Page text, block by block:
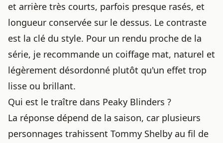
et arrière très courts, parfois presque rasés, et
longueur conservée sur le dessus. Le contraste
est la clé du style. Pour un rendu proche de la
série, je recommande un coiffage mat, naturel et
légèrement désordonné plutôt qu'un effet trop
lisse ou brillant.
Qui est le traître dans Peaky Blinders ?
La réponse dépend de la saison, car plusieurs
personnages trahissent Tommy Shelby au fil de